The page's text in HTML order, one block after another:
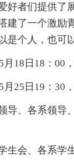
好者们提供了
建了一个激励
是个人，也可
月18日18：00
月25日19：30
导、各系领导
生会、各系学